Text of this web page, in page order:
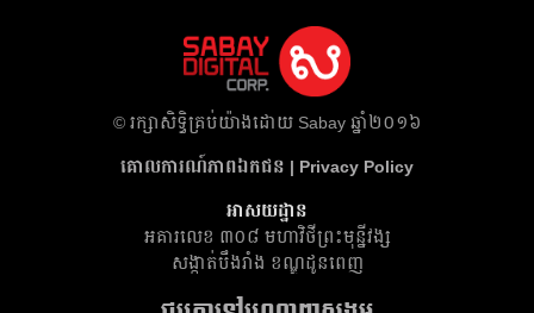
​© រក្សា​សិទ្ធិ​គ្រប់​យ៉ាង​ដោយ​ Sabay ឆ្នាំ​២០១៦
គោលការណ៍​ភាព​ឯកជន | Privacy Policy
អាសយដ្ឋាន
អគារ​លេខ ៣០៨ មហាវិថីព្រះមុន្នីវង្ស
សង្កាត់បឹងរាំង ខណ្ឌដូនពេញ